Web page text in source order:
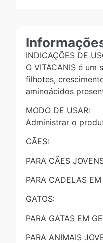
INDICAÇÕES DE
O VITACANIS é
filhotes,
aminoácidos
MODO DE USAR:
Administrar o
CÃES:
PARA CÃES
PARA CADELAS
GATOS:
PARA GATAS EM
PARA ANIMAIS